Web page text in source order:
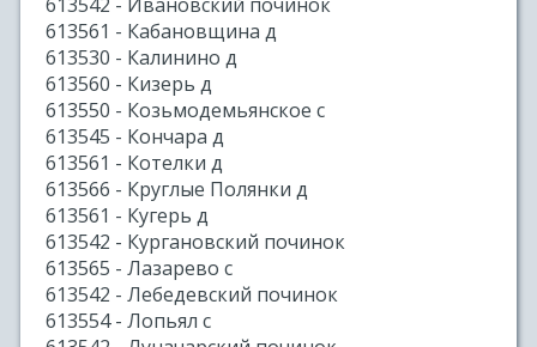
613561 - Кабановщина д
613530 - Калинино д
613560 - Кизерь д
613550 - Козьмодемьянское с
613545 - Кончара д
613561 - Котелки д
613566 - Круглые Полянки д
613561 - Кугерь д
613542 - Кургановский починок
613565 - Лазарево с
613542 - Лебедевский починок
613554 - Лопьял с